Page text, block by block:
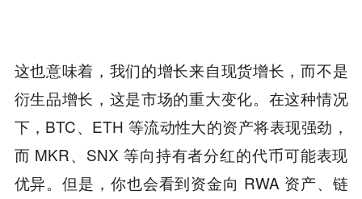
这也意味着，我们的增长来自现货增长，而不是
衍生品增长，这是市场的重大变化。在这种情况
下，BTC、ETH 等流动性大的资产将表现强劲，
而 MKR、SNX 等向持有者分红的代币可能表现
优异。但是，你也会看到资金向 RWA 资产、链